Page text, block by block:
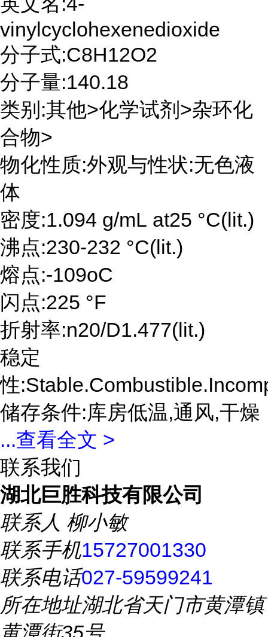
vinylcyclohexenedioxide
分子式:C8H12O2
分子量:140.18
类别:其他>化学试剂>杂环化
合物>
物化性质:外观与性状:无色液
体
密度:1.094 g/mL at25 °C(lit.)
沸点:230-232 °C(lit.)
熔点:-109oC
闪点:225 °F
折射率:n20/D1.477(lit.)
稳定
性
储存条件:库房低温,通风,干燥
...查看全文 >
联系我们
湖北巨胜科技有限公司
联系人 柳小敏
联系手机15727001330
联系电话027-59599241
所在地址湖北省天门市黄潭镇
黄潭街35号